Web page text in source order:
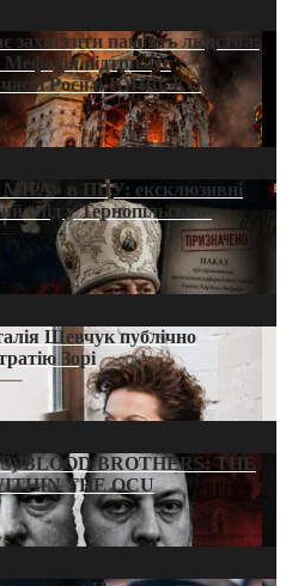
захистити пам’ять людства:
підтримує
Росії в ЮНЕСКО
в ПЦУ: ексклюзивні
слід у Тернопільсько-
Шевчук публічно
Зорі
BLOOD BROTHERS: THE
THE OCU